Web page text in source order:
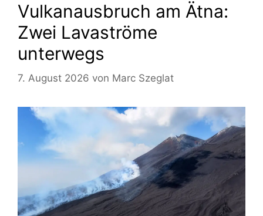
Vulkanausbruch am Ätna:
Zwei Lavaströme
unterwegs
7. August 2026 von Marc Szeglat